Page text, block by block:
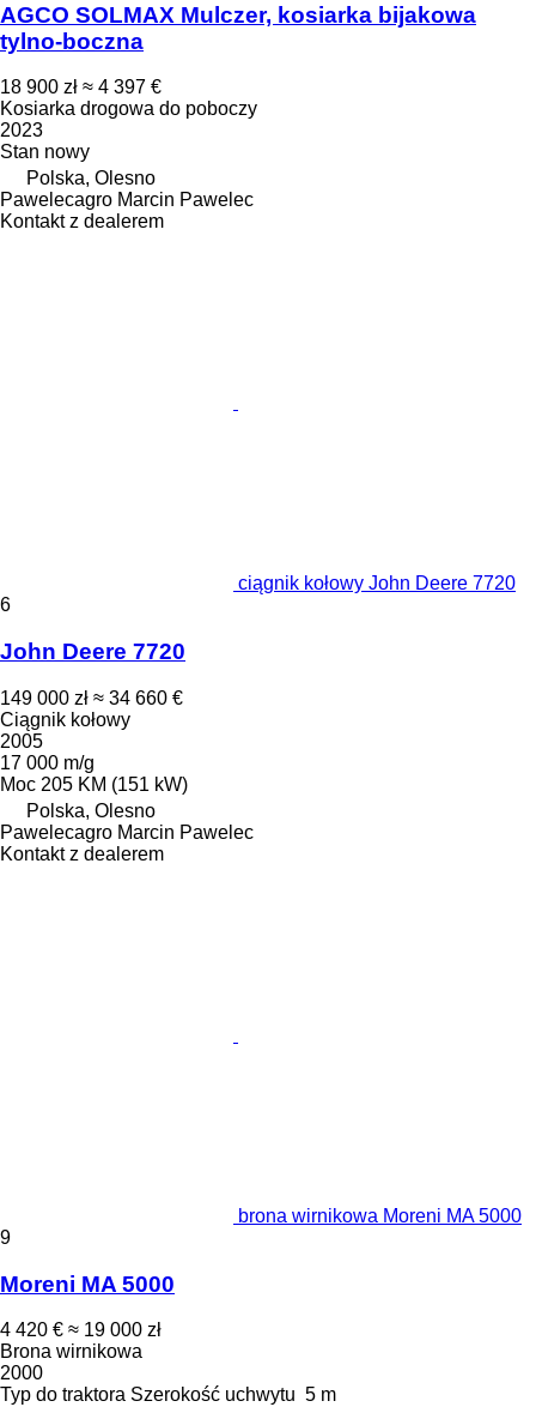
AGCO SOLMAX Mulczer, kosiarka bijakowa
tylno-boczna
18 900 zł ≈ 4 397 €
Kosiarka drogowa do poboczy
2023
Stan nowy
Polska, Olesno
Pawelecagro Marcin Pawelec
Kontakt z dealerem
ciągnik kołowy John Deere 7720
6
John Deere 7720
149 000 zł ≈ 34 660 €
Ciągnik kołowy
2005
17 000 m/g
Moc 205 KM (151 kW)
Polska, Olesno
Pawelecagro Marcin Pawelec
Kontakt z dealerem
brona wirnikowa Moreni MA 5000
9
Moreni MA 5000
4 420 € ≈ 19 000 zł
Brona wirnikowa
2000
Typ do traktora Szerokość uchwytu 5 m